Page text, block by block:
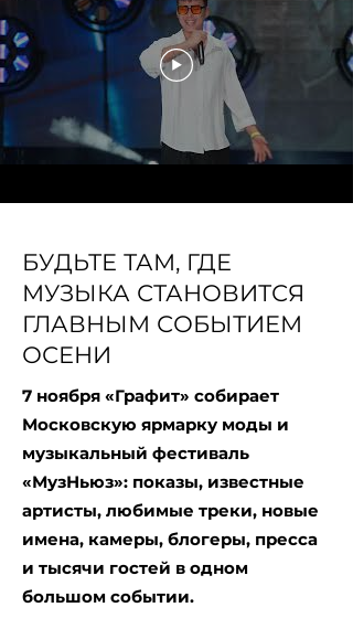
БУДЬТЕ ТАМ, ГДЕ
МУЗЫКА СТАНОВИТСЯ
ГЛАВНЫМ СОБЫТИЕМ
ОСЕНИ
7 ноября «Графит» собирает
Московскую ярмарку моды и
музыкальный фестиваль
«МузНьюз»: показы, известные
артисты, любимые треки, новые
имена, камеры, блогеры, пресса
и тысячи гостей в одном
большом событии.